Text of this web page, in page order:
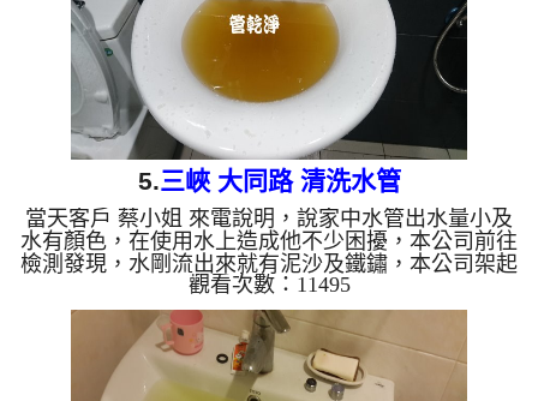
5.三峽 大同路 清洗水管
當天客戶 蔡小姐 來電說明，說家中水管出水量小及
水有顏色，在使用水上造成他不少困擾，本公司前往
檢測發現，水剛流出來就有泥沙及鐵鏽，本公司架起
水管清洗機 ，開始 洗水管 ，冷水管路水龍頭一直噴
出黃水，如下影片圖片，客戶邊看就邊驚嘆，清管路
花了約兩個多小時，管路中的異物於洗乾淨，水量也
變大了，客戶終於可以正常用水。 清洗水管, 水管
清洗, 洗水管, 熱水管堵塞, 熱水忽冷忽熱 ...
觀看次數：11495